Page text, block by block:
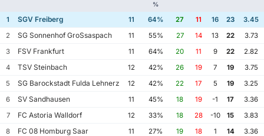
%
1 SGV Freiberg 11 64% 27 11 16 23
3.45
2
SG Sonnenhof GroSsaspach 11 55% 27 14 13 22
3.73
3
FSV Frankfurt 11 64% 20 11 9 22
2.82
4
TSV Steinbach 12 42% 26 19 7 19
3.75
5
SG Barockstadt Fulda Lehnerz 12 42% 22 17 5 19
3.25
6
SV Sandhausen 11 45% 18 19 -1 17
3.36
7
FC Astoria Walldorf 12 33% 18 28 -10 15
3.83
8
FC 08 Homburg Saar 11 27% 19 18 1 14
3.36